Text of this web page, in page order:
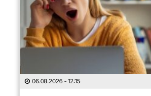
06.08.2026 - 12:15